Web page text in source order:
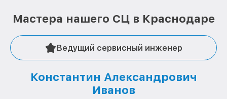
Мастера нашего СЦ в Краснодаре
Ведущий сервисный инженер
Константин Александрович
Иванов